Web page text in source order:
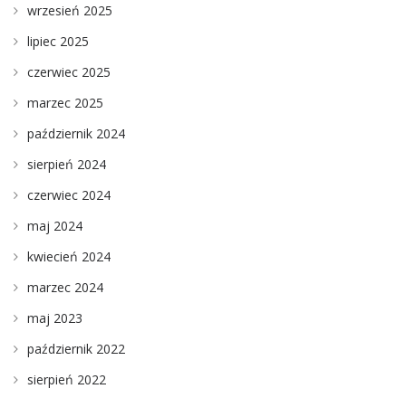
wrzesień 2025
lipiec 2025
czerwiec 2025
marzec 2025
październik 2024
sierpień 2024
czerwiec 2024
maj 2024
kwiecień 2024
marzec 2024
maj 2023
październik 2022
sierpień 2022